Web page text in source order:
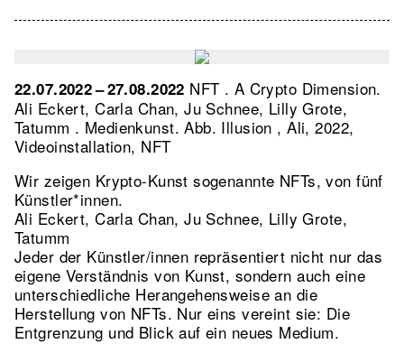
22.07.2022 – 27.08.2022 NFT . A Crypto Dimension.
Ali Eckert, Carla Chan, Ju Schnee, Lilly Grote,
Tatumm . Medienkunst.Abb. Illusion , Ali, 2022,
Videoinstallation, NFT
Wir zeigen Krypto-Kunst sogenannte NFTs, von fünf
Künstler*innen.
Ali Eckert, Carla Chan, Ju Schnee, Lilly Grote,
Tatumm
Jeder der Künstler/innen repräsentiert nicht nur das
eigene Verständnis von Kunst, sondern auch eine
unterschiedliche Herangehensweise an die
Herstellung von NFTs. Nur eins vereint sie: Die
Entgrenzung und Blick auf ein neues Medium.